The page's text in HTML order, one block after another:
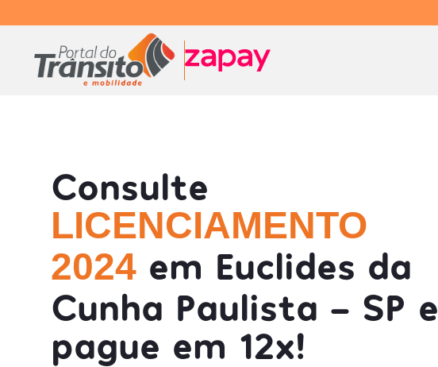
Consulte
LICENCIAMENTO
2024 em Euclides da
Cunha Paulista - SP e
pague em 12x!